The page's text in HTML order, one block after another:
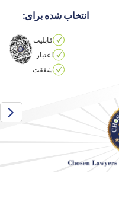
انتخاب شده برای:
قابلیت
اعتبار
شفقت